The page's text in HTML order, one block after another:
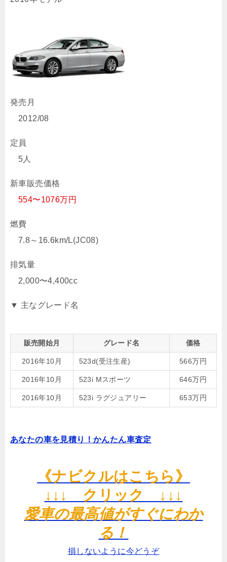
発売月
2012/08
定員
5人
新車販売価格
554〜1076万円
燃費
7.8～16.6km/L(JC08)
排気量
2,000〜4,400cc
▼ 主なグレード名
販売開始月 グレード名 価格
2016年10月 523d(受注生産) 566万円
2016年10月 523i Mスポーツ 646万円
2016年10月 523i ラグジュアリー 653万円
あなたの車を見積り！かんたん車査定
《ナビクルはこちら》
↓↓↓ クリック ↓↓↓
愛車の最高値がすぐにわか
る！
損しないように今どうぞ